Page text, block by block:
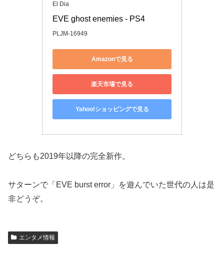
El Dia
EVE ghost enemies - PS4
PLJM-16949
Amazonで見る
楽天市場で見る
Yahoo!ショッピングで見る
どちらも2019年以降の完全新作。
サターンで「EVE burst error」を遊んでいた世代の人は是
非どうぞ。
エンタメ情報